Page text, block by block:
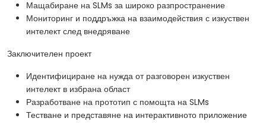
Мащабиране на SLMs за широко разпространение
Мониторинг и поддръжка на взаимодействия с изкуствен
интелект след внедряване
Заключителен проект
Идентифициране на нужда от разговорен изкуствен
интелект в избрана област
Разработване на прототип с помощта на SLMs
Тестване и представяне на интерактивното приложение